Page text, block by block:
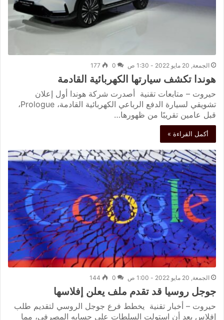
الجمعة, 20 مايو 2022 - 1:30 ص 0
177
هوندا تكشف سيارتها الكهربائية القادمة
حيروت – متابعات تقنية أصدرت شركة هوندا أول إعلان
تشويقي لسيارة الدفع الرباعي الكهربائية القادمة، Prologue،
قبل عامين تقريبًا من ظهورها…
أكمل القراءة »
الجمعة, 20 مايو 2022 - 1:00 ص 0
144
جوجل روسيا قد تقدم ملف يعلن إفلاسها
حيروت – أخبار تقنية يخطط فرع جوجل الروسي لتقديم طلب
إفلاس بعد أن استولت السلطات على حسابه المصرفي، مما